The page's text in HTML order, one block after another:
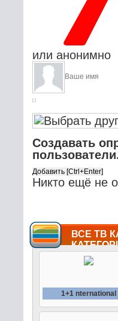
или анонимно
Создавать
Никто ещё не
ВСЕ ТВ
1+1 nternational